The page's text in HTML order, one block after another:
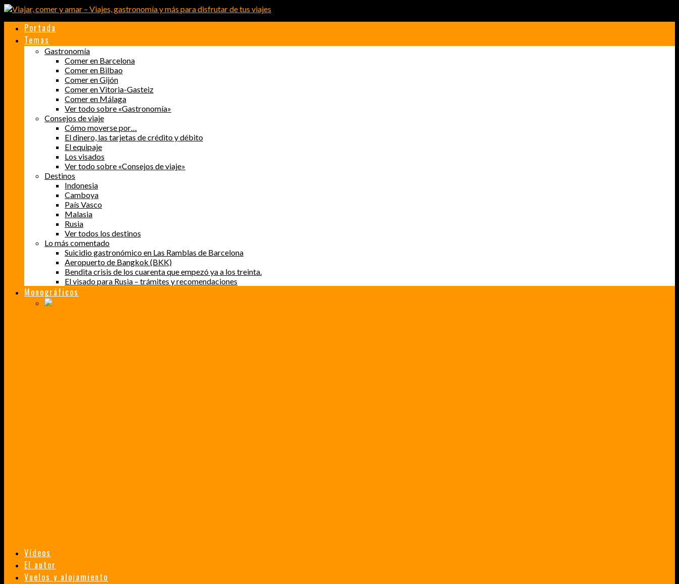
Portada
Temas
Gastronomía
Comer en Barcelona
Comer en Bilbao
Comer en Gijón
Comer en Vitoria-Gasteiz
Comer en Málaga
Ver todo sobre «Gastronomía»
Consejos de viaje
Cómo moverse por…
El dinero, las tarjetas de crédito y débito
El equipaje
Los visados
Ver todo sobre «Consejos de viaje»
Destinos
Indonesia
Camboya
País Vasco
Malasia
Rusia
Ver todos los destinos
Lo más comentado
Suicidio gastronómico en Las Ramblas de Barcelona
Aeropuerto de Bangkok (BKK)
Bendita crisis de los cuarenta que empezó ya a los treinta.
El visado para Rusia – trámites y recomendaciones
Monográficos
Vídeos
El autor
Vuelos y alojamiento